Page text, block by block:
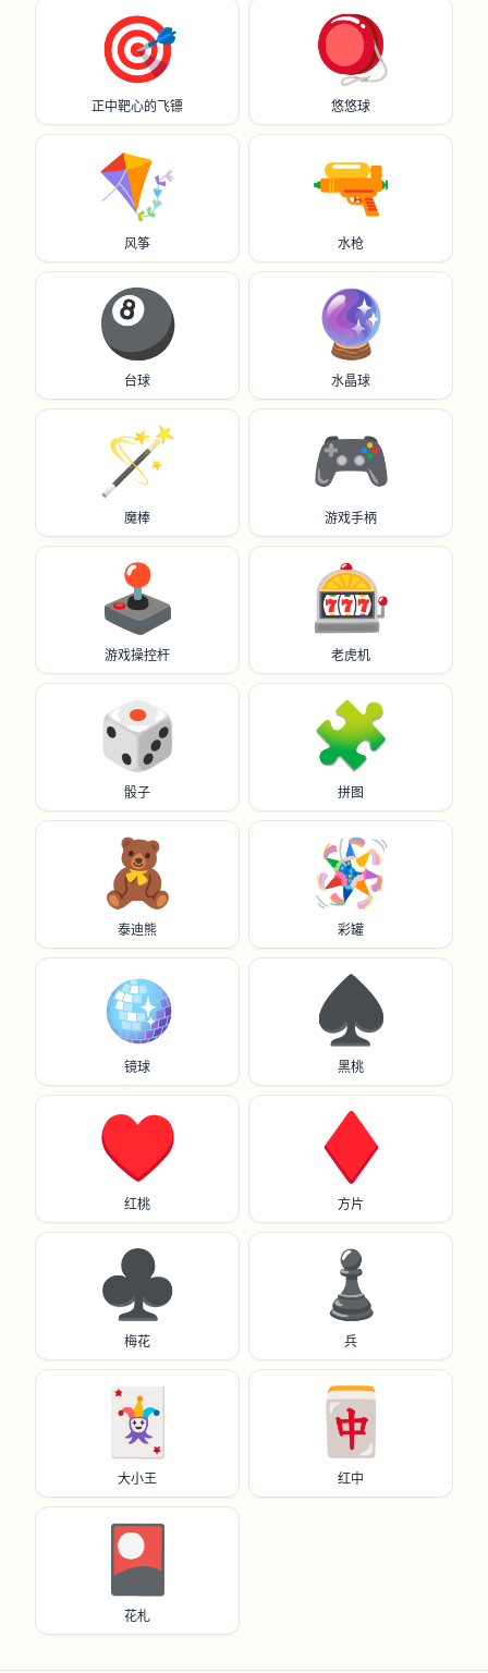
🎯
正中靶心的飞镖
🪀
悠悠球
🪁
风筝
🔫
水枪
🎱
台球
🔮
水晶球
🪄
魔棒
🎮️
游戏手柄
🕹️
游戏操控杆
🎰
老虎机
🎲
骰子
🧩
拼图
🧸
泰迪熊
🪅
彩罐
🪩
镜球
♠️
黑桃
♥️
红桃
♦️
方片
♣️
梅花
♟️
兵
🃏
大小王
🀄️
红中
🎴
花札